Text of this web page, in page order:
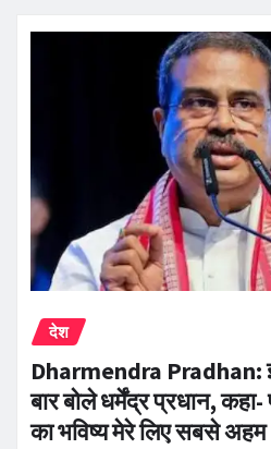
देश
Dharmendra Pradhan:
बार बोले धर्मेंद्र प्रधान,
का भविष्य मेरे लिए सबसे अहम